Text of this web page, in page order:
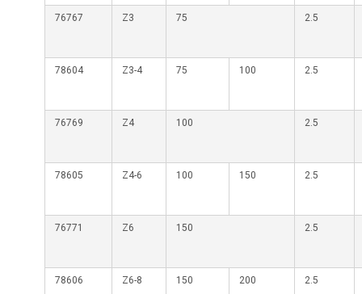
76767 Z3 75 2.5
78604 Z3-4 75 100 2.5
76769 Z4 100 2.5
78605 Z4-6 100 150 2.5
76771 Z6 150 2.5
78606 Z6-8 150 200 2.5